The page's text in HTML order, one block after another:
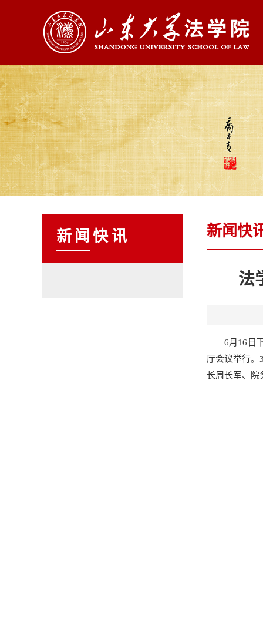
新闻快讯 新闻快
法
6月16日
厅会议举行。
长周长军、院